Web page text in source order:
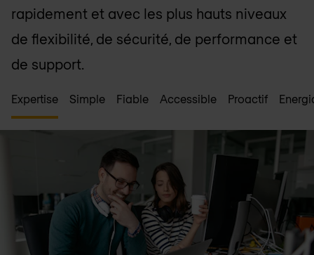
rapidement et avec les plus hauts niveaux
de flexibilité, de sécurité, de performance et
de support.
Expertise Simple Fiable Accessible Proactif